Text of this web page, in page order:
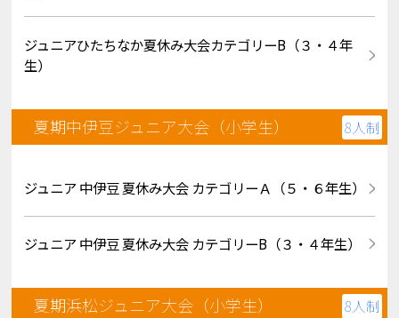
ジュニアひたちなか夏休み大会カテゴリーB（３・４年
生）
夏期中伊豆ジュニア大会（小学生） 8人制
ジュニア 中伊豆 夏休み大会 カテゴリーＡ（５・６年生）
ジュニア 中伊豆 夏休み大会 カテゴリーB（３・４年生）
夏期浜松ジュニア大会（小学生） 8人制